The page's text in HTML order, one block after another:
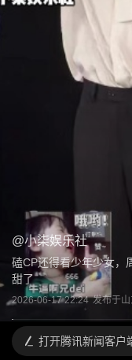
@小柒娱乐社
磕CP还得看少年少女，
甜了
2026-06-17 22:24 发布于
打开腾讯新闻客户